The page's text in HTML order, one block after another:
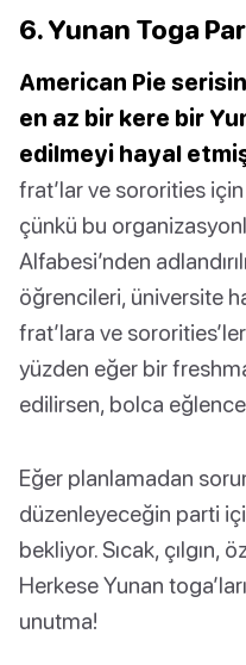
6. Yunan Toga
American Pie
en az bir kere bir
edilmeyi hayal etmiş
frat’lar ve sororities
çünkü bu
Alfabesi’nden
öğrencileri, üniversite
frat’lara ve
yüzden eğer bir
edilirsen, bolca
Eğer planlamadan
düzenleyeceğin parti
bekliyor. Sıcak, çılgın,
Herkese Yunan
unutma!